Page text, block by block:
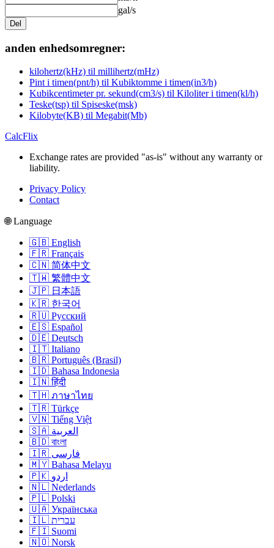
gal/s
Del
anden enhedsomregner:
kilohertz(kHz) til millihertz(mHz)
Pint i timen(pnt/h) til Kubiktomme i timen(in3/h)
Kubikcentimeter pr. sekund(cm3/s) til Kiloliter i timen(kl/h)
Teske(tsp) til Spiseske(msk)
Kilobyte(KB) til Megabit(Mb)
CalcFlix
Exchange rates are provided "as-is" without any warranty or
liability.
Privacy Policy
Contact
🌐 Language
🇬🇧 English
🇫🇷 Français
🇨🇳 简体中文
🇹🇼 繁體中文
🇯🇵 日本語
🇰🇷 한국어
🇷🇺 Русский
🇪🇸 Español
🇩🇪 Deutsch
🇮🇹 Italiano
🇧🇷 Português (Brasil)
🇮🇩 Bahasa Indonesia
🇮🇳 हिंदी
🇹🇭 ภาษาไทย
🇹🇷 Türkçe
🇻🇳 Tiếng Việt
🇸🇦 العربية
🇧🇩 বাংলা
🇮🇷 فارسی
🇲🇾 Bahasa Melayu
🇵🇰 اردو
🇳🇱 Nederlands
🇵🇱 Polski
🇺🇦 Українська
🇮🇱 עברית
🇫🇮 Suomi
🇳🇴 Norsk